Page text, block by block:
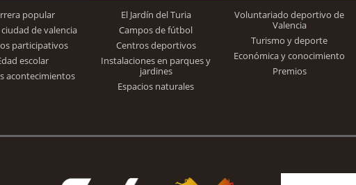
Trinidad Alfonso
popular
de valencia
participativos
escolar
acontecimientos
El Jardín del Turia
Campos de fútbol
Centros deportivos
Instalaciones en parques y
jardines
Espacios naturales
Voluntariado deportivo de
Valencia
Turismo y deporte
Económica y conocimiento
Premios